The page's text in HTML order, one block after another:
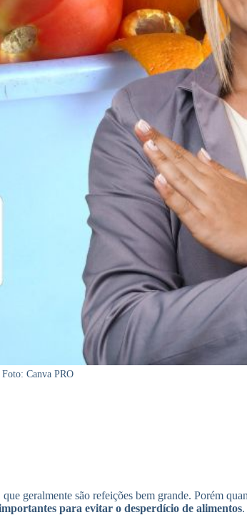
Canva PRO
geralmente são refeições bem grande. Porém
para evitar o desperdício de alimentos.